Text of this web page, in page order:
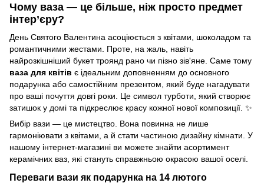
Чому ваза — це більше, ніж просто предмет
інтер’єру?
День Святого Валентина асоціюється з квітами, шоколадом та
романтичними жестами. Проте, на жаль, навіть
найрозкішніший букет троянд рано чи пізно зів'яне. Саме тому
ваза для квітів є ідеальним доповненням до основного
подарунка або самостійним презентом, який буде нагадувати
про ваші почуття довгі роки. Це символ турботи, який створює
затишок у домі та підкреслює красу кожної нової композиції. ✨
Вибір вази — це мистецтво. Вона повинна не лише
гармоніювати з квітами, а й стати частиною дизайну кімнати. У
нашому інтернет-магазині ви можете знайти асортимент
керамічних ваз , які стануть справжньою окрасою вашої оселі.
Переваги вази як подарунка на 14 лютого